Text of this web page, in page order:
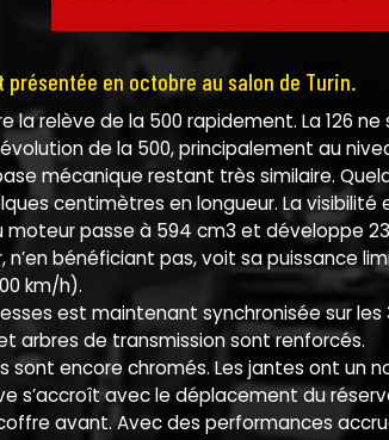
présentée en octobre au salon de Turin.
la relève de la 500 rapidement. La 126
évolution de la 500, principalement au
mécanique restant très similaire.
centimètres en longueur. La
moteur passe à 594 cm3 et développe
bénéficiant pas, voit sa puissance
km/h).
est maintenant synchronisée sur
arbres de transmission sont renforcés.
sont encore chromés. Les jantes ont un
s’accroît avec le déplacement du
avant. Avec des performances